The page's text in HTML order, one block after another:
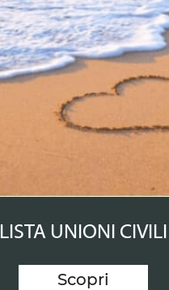
LISTA UNIONI CIVILI
Scopri